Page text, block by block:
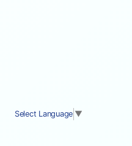
Select Language ▼